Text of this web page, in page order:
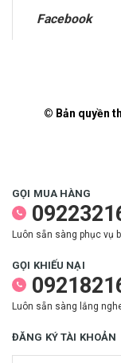
Facebook
© Bản quyền
GỌI MUA HÀNG
Luôn sẵn sàng phục vụ
GỌI KHIẾU NẠI
Luôn sẵn sàng lắng
ĐĂNG KÝ TÀI KHOẢN